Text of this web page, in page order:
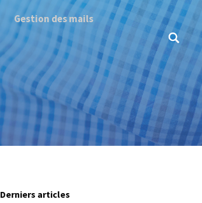
Gestion des mails
Search:
Derniers articles